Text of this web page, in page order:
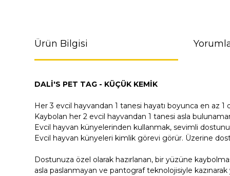
Ürün Bilgisi
DALİ'S PET TAG - KÜÇÜK KEMİK
Her 3 evcil hayvandan 1 tanesi hayatı boyunca en az 1
Kaybolan her 2 evcil hayvandan 1 tanesi asla
Evcil hayvan künyelerinden kullanmak, sevimli
Evcil hayvan künyeleri kimlik görevi görür. Üzerine
Dostunuza özel olarak hazırlanan, bir yüzüne
asla paslanmayan ve pantograf teknolojisiyle kazınarak